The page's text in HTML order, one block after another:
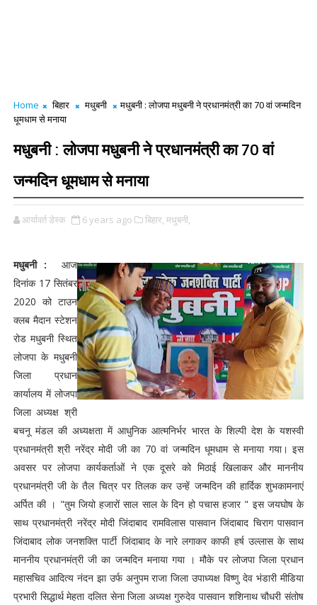
Home बिहार मधुबनी
मधुबनी : लोजपा मधुबनी ने प्रधानमंत्री का 70 वां जन्मदिन
धूमधाम से मनाया
मधुबनी : लोजपा मधुबनी ने प्रधानमंत्री का 70 वां
जन्मदिन धूमधाम से मनाया
आर्यावर्त डेस्क 6 years ago बिहार, मधुबनी,
मधुबनी :आज
दिनांक 17 सितंबर
2020 को टाउन
क्लब मैदान स्टेशन
रोड मधुबनी स्थित
लोजपा के मधुबनी
जिला प्रधान
कार्यालय में लोजपा
जिला अध्यक्ष श्री
बचनू मंडल की अध्यक्षता में आधुनिक आत्मनिर्भर भारत के शिल्पी देश के यशस्वी
प्रधानमंत्री श्री नरेंद्र मोदी जी का 70 वां जन्मदिन धूमधाम से मनाया गया। इस
अवसर पर लोजपा कार्यकर्ताओं ने एक दूसरे को मिठाई खिलाकर और माननीय
प्रधानमंत्री जी के तैल चित्र पर तिलक कर उन्हें जन्मदिन की हार्दिक शुभकामनाएं
अर्पित की । "तुम जियो हजारों साल साल के दिन हो पचास हजार " इस जयघोष के
साथ प्रधानमंत्री नरेंद्र मोदी जिंदाबाद रामविलास पासवान जिंदाबाद चिराग पासवान
जिंदाबाद लोक जनशक्ति पार्टी जिंदाबाद के नारे लगाकर काफी हर्ष उल्लास के साथ
माननीय प्रधानमंत्री जी का जन्मदिन मनाया गया । मौके पर लोजपा जिला प्रधान
महासचिव आदित्य नंदन झा उर्फ अनुपम राजा जिला उपाध्यक्ष विष्णु देव भंडारी मीडिया
प्रभारी सिद्धार्थ मेहता दलित सेना जिला अध्यक्ष गुरुदेव पासवान शशिनाथ चौधरी संतोष